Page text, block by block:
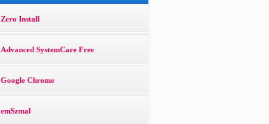
Zero Install
Advanced SystemCare Free
Google Chrome
emSzmal